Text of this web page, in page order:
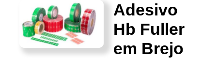
Adesivo
Hb Fuller
em Brejo